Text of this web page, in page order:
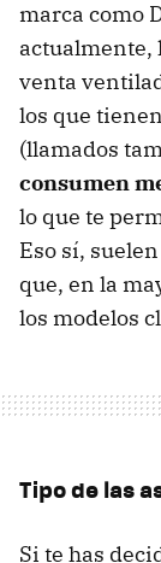
marca como
actualmente,
venta
los que
(llamados
consumen
lo que te
Eso sí,
que, en la
los modelos
Tipo de las
Si te has